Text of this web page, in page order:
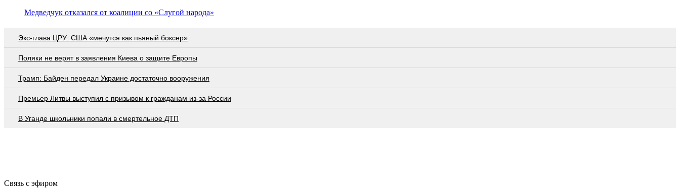
Медведчук отказался от коалиции со «Слугой народа»
Экс-глава ЦРУ: США «мечутся как пьяный боксер»
Поляки не верят в заявления Киева о защите Европы
Трамп: Байден передал Украине достаточно вооружения
Премьер Литвы выступил с призывом к гражданам из-за России
В Уганде школьники попали в смертельное ДТП
Связь с эфиром